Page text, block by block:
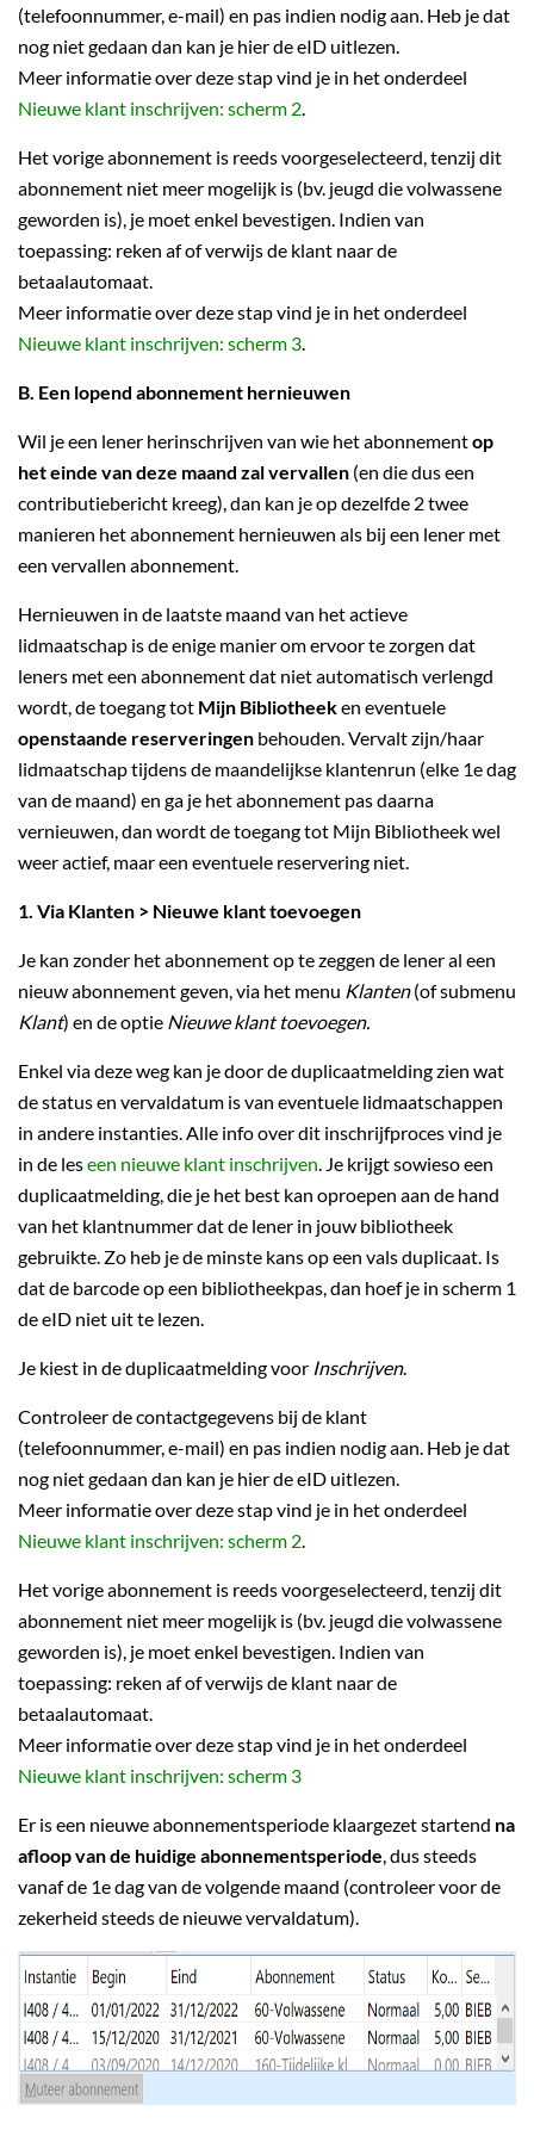
(telefoonnummer, e-mail) en pas indien nodig aan. Heb je dat
nog niet gedaan dan kan je hier de eID uitlezen.
Meer informatie over deze stap vind je in het onderdeel
Nieuwe klant inschrijven: scherm 2.
Het vorige abonnement is reeds voorgeselecteerd, tenzij dit
abonnement niet meer mogelijk is (bv. jeugd die volwassene
geworden is), je moet enkel bevestigen. Indien van
toepassing: reken af of verwijs de klant naar de
betaalautomaat.
Meer informatie over deze stap vind je in het onderdeel
Nieuwe klant inschrijven: scherm 3.
B. Een lopend abonnement hernieuwen
Wil je een lener herinschrijven van wie het abonnementop
het einde van deze maand zal vervallen (en die dus een
contributiebericht kreeg), dan kan je op dezelfde 2 twee
manieren het abonnement hernieuwen als bij een lener met
een vervallen abonnement.
Hernieuwen in de laatste maand van het actieve
lidmaatschap is de enige manier om ervoor te zorgen dat
leners met een abonnement dat niet automatisch verlengd
wordt, de toegang tot Mijn Bibliotheeken eventuele
openstaande reserveringen behouden. Vervalt zijn/haar
lidmaatschap tijdens de maandelijkse klantenrun (elke 1e dag
van de maand) en ga je het abonnement pas daarna
vernieuwen, dan wordt de toegang tot Mijn Bibliotheek wel
weer actief, maar een eventuele reservering niet.
1. Via Klanten > Nieuwe klant toevoegen
Je kan zonder het abonnement op te zeggen de lener al een
nieuw abonnement geven, via het menu Klanten(of submenu
Klant) en de optie Nieuwe klant toevoegen.
Enkel via deze weg kan je door de duplicaatmelding zien wat
de status en vervaldatum is van eventuele lidmaatschappen
in andere instanties. Alle info over dit inschrijfproces vind je
in de leseen nieuwe klant inschrijven. Je krijgt sowieso een
duplicaatmelding, die je het best kan oproepen aan de hand
van het klantnummer dat de lener in jouw bibliotheek
gebruikte. Zo heb je de minste kans op een vals duplicaat. Is
dat de barcode op een bibliotheekpas, dan hoef je in scherm 1
de eID niet uit te lezen.
Je kiest in de duplicaatmelding voor Inschrijven.
Controleer de contactgegevens bij de klant
(telefoonnummer, e-mail) en pas indien nodig aan. Heb je dat
nog niet gedaan dan kan je hier de eID uitlezen.
Meer informatie over deze stap vind je in het onderdeel
Nieuwe klant inschrijven: scherm 2.
Het vorige abonnement is reeds voorgeselecteerd, tenzij dit
abonnement niet meer mogelijk is (bv. jeugd die volwassene
geworden is), je moet enkel bevestigen. Indien van
toepassing: reken af of verwijs de klant naar de
betaalautomaat.
Meer informatie over deze stap vind je in het onderdeel
Nieuwe klant inschrijven: scherm 3
Er is een nieuwe abonnementsperiode klaargezet startend na
afloop van de huidige abonnementsperiode, dus steeds
vanaf de 1e dag van de volgende maand (controleer voor de
zekerheid steeds de nieuwe vervaldatum).